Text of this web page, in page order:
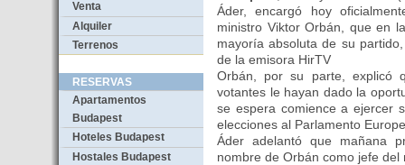
Venta
Alquiler
Terrenos
RESERVAS
Apartamentos
Budapest
Hoteles Budapest
Hostales Budapest
Áder, encargó hoy
ministro Viktor Orbán, que en
mayoría absoluta de su
de la emisora HirTV
Orbán, por su parte, explicó
votantes le hayan dado la
se espera comience a ejercer
elecciones al Parlamento
Áder adelantó que mañana
nombre de Orbán como jefe del